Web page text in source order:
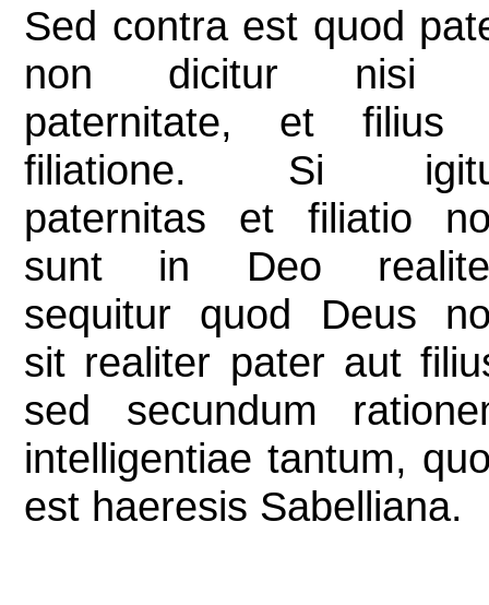
Sed contra est quod
non dicitur nisi
paternitate, et filius
filiatione. Si
paternitas et filiatio
sunt in Deo
sequitur quod Deus
sit realiter pater aut
sed secundum
intelligentiae tantum,
est haeresis Sabelliana.